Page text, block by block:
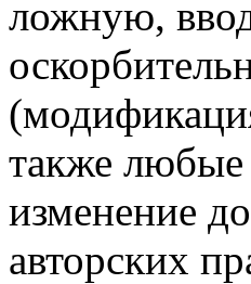
ложную,
также любые
изменение
авторских